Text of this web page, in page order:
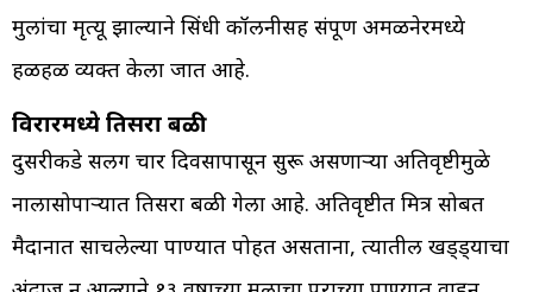
मुलांचा मृत्यू झाल्याने सिंधी कॉलनीसह संपूर्ण अमळनेरमध्ये
हळहळ व्यक्त केला जात आहे.
विरारमध्ये तिसरा बळी
दुसरीकडे सलग चार दिवसापासून सुरू असणाऱ्या अतिवृष्टीमुळे
नालासोपाऱ्यात तिसरा बळी गेला आहे. अतिवृष्टीत मित्र सोबत
मैदानात साचलेल्या पाण्यात पोहत असताना, त्यातील खड्ड्याचा